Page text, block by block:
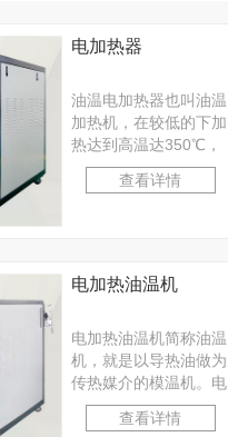
电加热器
油温电加热器也叫油温
加热机，在较低的下加
热达到高温达350℃，
油温电加热器采用英国
WEST温控表，双···
查看详情
电加热油温机
电加热油温机简称油温
机，就是以导热油做为
传热媒介的模温机。电
加热油温机自身设有一
个储油箱，工作时导热
查看详情